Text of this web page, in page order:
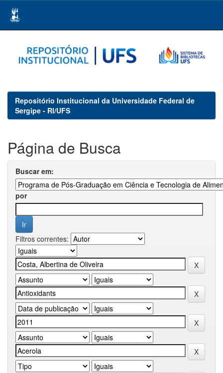
navigation
Repositório Institucional da Universidade Federal de
Sergipe - RI/UFS
Página de Busca
Buscar em:
por
Filtros correntes: